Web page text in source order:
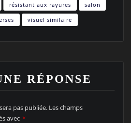
résistant aux rayures salon
visuel similaire
RÉPONSE
pas publiée. Les champs
avec *